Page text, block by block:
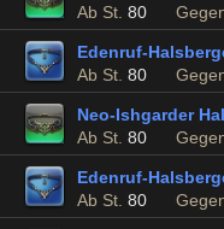
Ab St. 80
Edenruf-
Ab St. 80
Neo-Ishgarder
Ab St. 80
Edenruf-
Ab St. 80